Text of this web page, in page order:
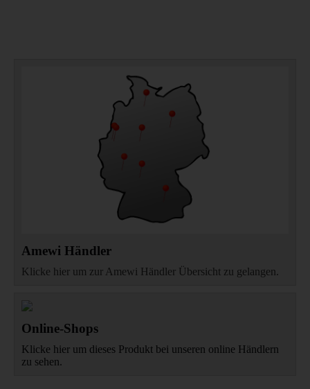
Amewi Händler
Klicke hier um zur Amewi Händler Übersicht zu gelangen.
Online-Shops
Klicke hier um dieses Produkt bei unseren online Händlern
zu sehen.